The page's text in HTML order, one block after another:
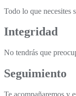
Todo lo que necesites
Integridad
No tendrás que
Seguimiento